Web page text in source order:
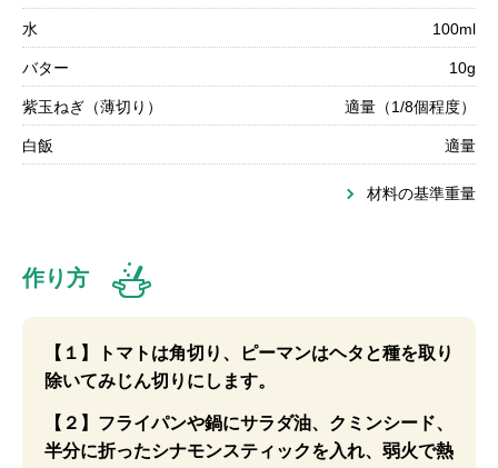
水 100ml
バター 10g
紫玉ねぎ（薄切り） 適量（1/8個程度）
白飯 適量
材料の基準重量
作り方
【１】トマトは角切り、ピーマンはヘタと種を取り
除いてみじん切りにします。
【２】フライパンや鍋にサラダ油、クミンシード、
半分に折ったシナモンスティックを入れ、弱火で熱